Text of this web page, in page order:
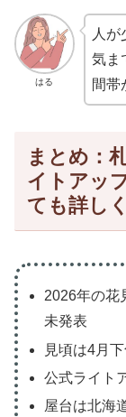
はる
人
気ま
間帯
まとめ：
イトアッ
ても詳し
2026年の花
未発表
見頃は4月
公式ライト
屋台は北海